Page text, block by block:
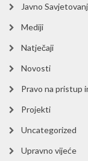
Javno
Mediji
Natječaji
Novosti
Pravo na pristup
Projekti
Uncategorized
Upravno vijeće